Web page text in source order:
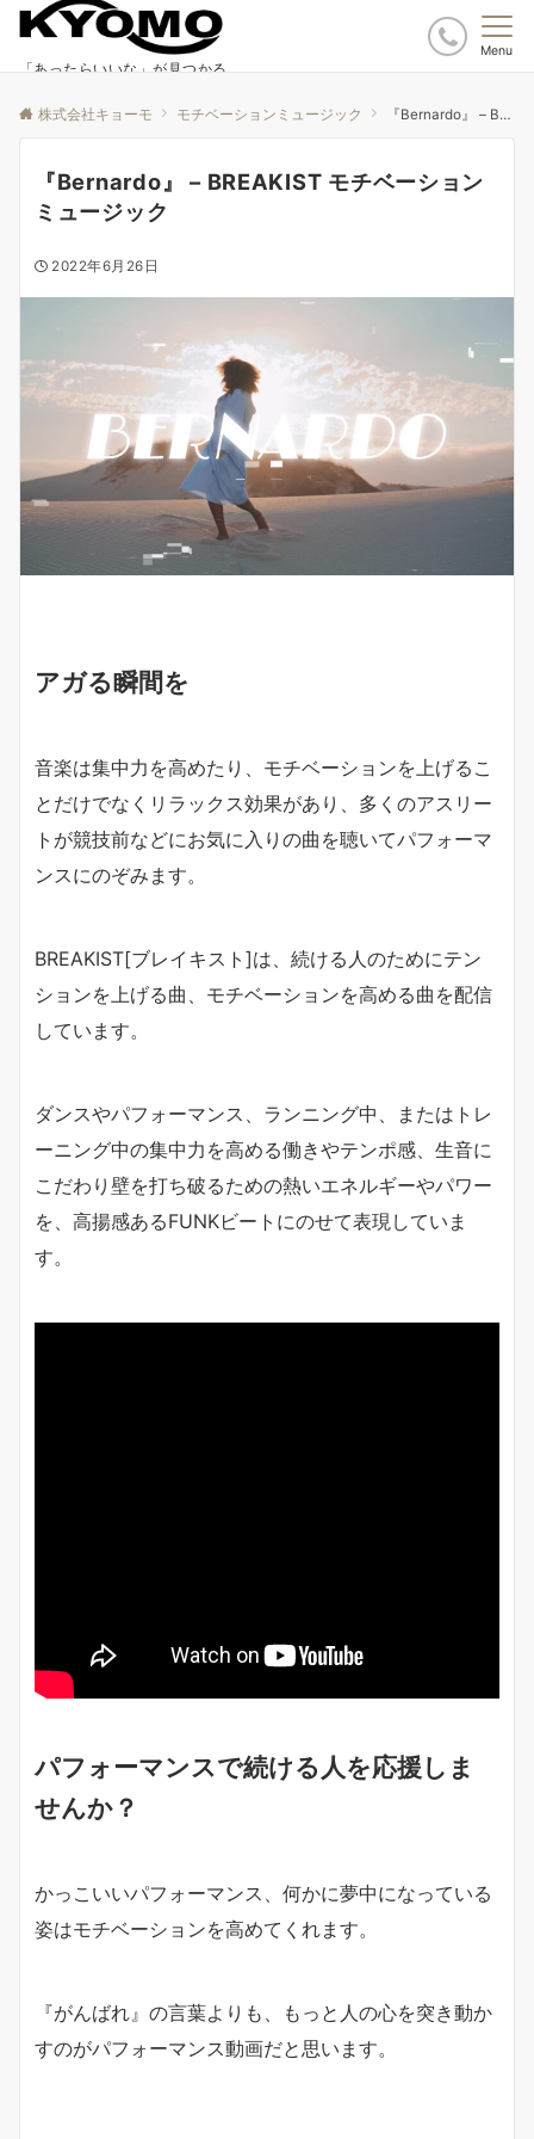
「あったらいいな」が見つかる
Menu
株式会社キョーモ モチベーションミュージック 『Bernardo』 – BREAKIST モチベーションミュージック
『Bernardo』 – BREAKIST モチベーション
ミュージック
2022年6月26日
アガる瞬間を
音楽は集中力を高めたり、モチベーションを上げるこ
とだけでなくリラックス効果があり、多くのアスリー
トが競技前などにお気に入りの曲を聴いてパフォーマ
ンスにのぞみます。
BREAKIST[ブレイキスト]は、続ける人のためにテン
ションを上げる曲、モチベーションを高める曲を配信
しています。
ダンスやパフォーマンス、ランニング中、またはトレ
ーニング中の集中力を高める働きやテンポ感、生音に
こだわり壁を打ち破るための熱いエネルギーやパワー
を、高揚感あるFUNKビートにのせて表現していま
す。
パフォーマンスで続ける人を応援しま
せんか？
かっこいいパフォーマンス、何かに夢中になっている
姿はモチベーションを高めてくれます。
『がんばれ』の言葉よりも、もっと人の心を突き動か
すのがパフォーマンス動画だと思います。